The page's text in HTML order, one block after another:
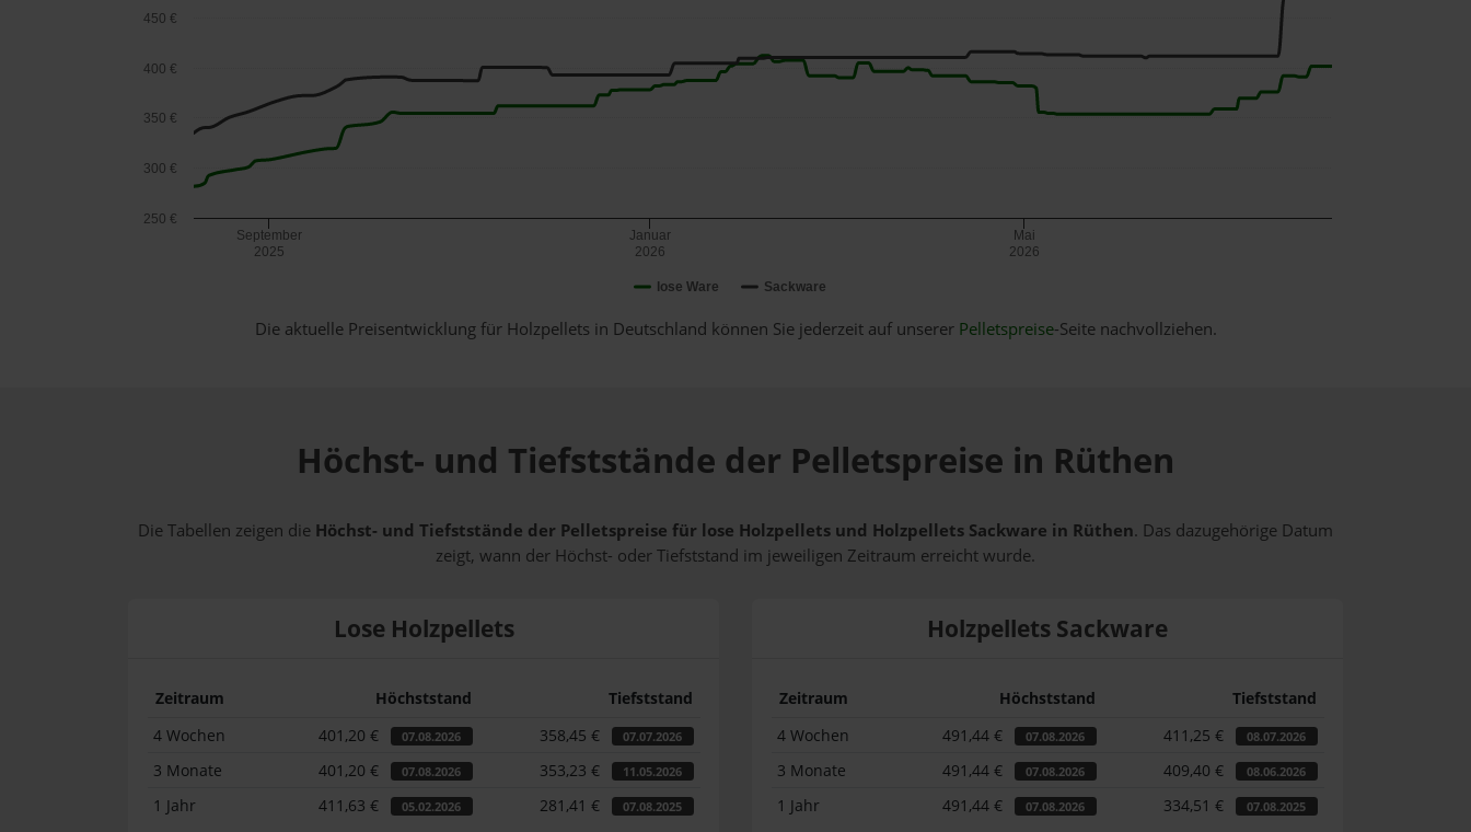
lose Ware Sackware
September
2025
Januar
2026
Mai
2026
250 €
300 €
350 €
400 €
450 €
Die aktuelle Preisentwicklung für Holzpellets in Deutschland können Sie jederzeit auf unserer Pelletspreise-Seite nachvollziehen.
Höchst- und Tiefststände der Pelletspreise in Rüthen
Die Tabellen zeigen die Höchst- und Tiefststände der Pelletspreise für lose Holzpellets und Holzpellets Sackware in Rüthen. Das dazugehörige Datum
zeigt, wann der Höchst- oder Tiefststand im jeweiligen Zeitraum erreicht wurde.
Lose Holzpellets
Zeitraum Höchststand
Tiefststand
4 Wochen
401,20 € 07.08.2026 358,45 € 07.07.2026
3 Monate 401,20 € 07.08.2026 353,23 € 11.05.2026
1 Jahr 411,63 € 05.02.2026 281,41 € 07.08.2025
Holzpellets Sackware
Zeitraum Höchststand
Tiefststand
4 Wochen
491,44 € 07.08.2026 411,25 € 08.07.2026
3 Monate 491,44 € 07.08.2026 409,40 € 08.06.2026
1 Jahr 491,44 € 07.08.2026 334,51 € 07.08.2025